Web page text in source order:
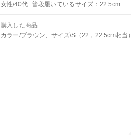
女性/40代 普段履いているサイズ：22.5cm
購入した商品
カラー/ブラウン、サイズ/S（22，22.5cm相当）